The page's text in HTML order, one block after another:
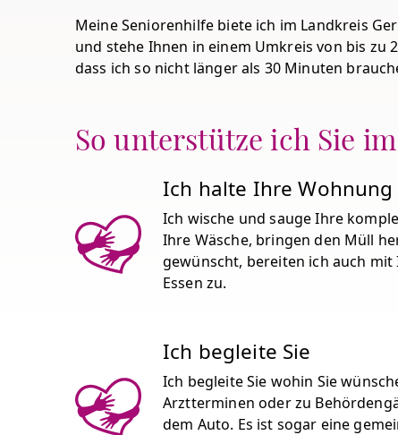
Meine Seniorenhilfe biete ich im Landkreis
und stehe Ihnen in einem Umkreis von bis zu
dass ich so nicht länger als 30 Minuten
So unterstütze ich Sie
Ich halte Ihre Wohnung
Ich wische und sauge Ihre
Ihre Wäsche, bringen den Müll
gewünscht, bereiten ich auch mit
Essen zu.
Ich begleite Sie
Ich begleite Sie wohin Sie
Arztterminen oder zu
dem Auto. Es ist sogar eine